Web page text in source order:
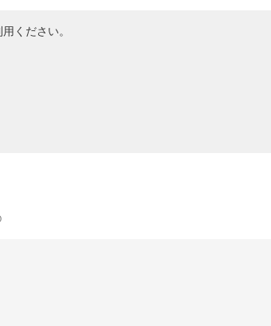
ください。